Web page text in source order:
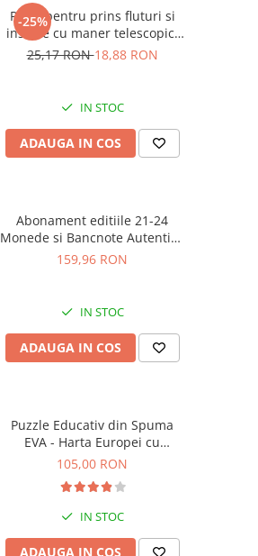
-25%
Plasa pentru prins fluturi si
insecte cu maner telescopic,
Keycraft, +6 ani
25,17 RON18,88 RON
IN STOC
ADAUGA IN COS
Abonament editiile 21-24
Monede si Bancnote Autentice
din toata lumea
159,96 RON
IN STOC
ADAUGA IN COS
Puzzle Educativ din Spuma
EVA - Harta Europei cu
Steaguri si Capitale,
105,00 RON
IN STOC
ADAUGA IN COS